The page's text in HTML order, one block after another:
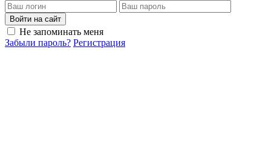
Войти на сайт
Не запоминать меня
Забыли пароль? Регистрация